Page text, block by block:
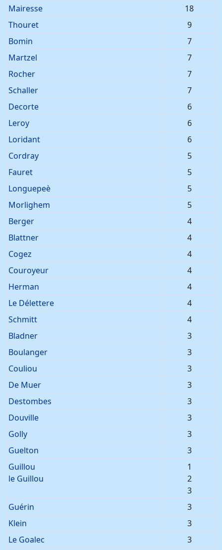
Noms de famille
Mairesse
18
Thouret
9
Bomin
7
Martzel
7
Rocher
7
Schaller
7
Decorte
6
Leroy
6
Loridant
6
Cordray
5
Fauret
5
Longuepeè
5
Morlighem
5
Berger
4
Blattner
4
Cogez
4
Couroyeur
4
Herman
4
Le Délettere
4
Schmitt
4
Bladner
3
Boulanger
3
Couliou
3
De Muer
3
Destombes
3
Douville
3
Golly
3
Guelton
3
Guillou
le Guillou
1
2
3
Guérin
3
Klein
3
Le Goalec
3